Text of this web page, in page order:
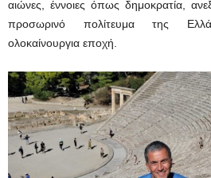
αιώνες, έννοιες όπως δημοκρατία,
προσωρινό πολίτευμα της
ολοκαίνουργια εποχή.